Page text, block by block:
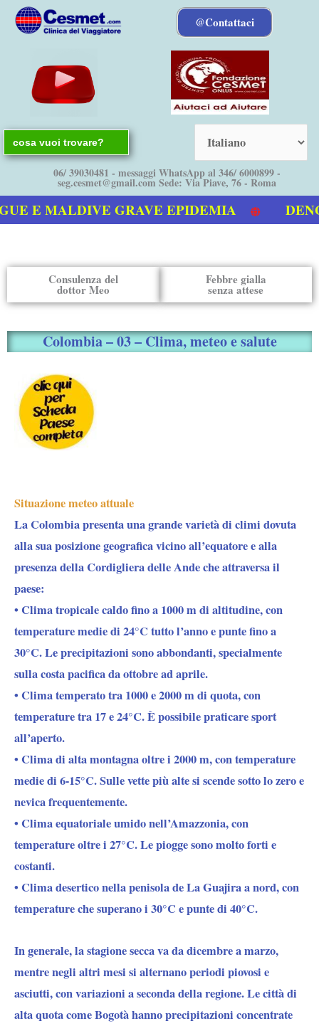
@Contattaci
Search
for:
06/ 39030481 - messaggi WhatsApp al 346/ 6000899 -
seg.cesmet@gmail.com Sede: Via Piave, 76 - Roma
E MALDIVE GRAVE EPIDEMIA
Consulenza del
dottor Meo
Febbre gialla
senza attese
Colombia – 03 – Clima, meteo e salute
Situazione meteo attuale
La Colombia presenta una grande varietà di climi dovuta
alla sua posizione geografica vicino all’equatore e alla
presenza della Cordigliera delle Ande che attraversa il
paese:
• Clima tropicale caldo fino a 1000 m di altitudine,con
temperature medie di 24°C tutto l’anno e punte fino a
30°C. Le precipitazioni sono abbondanti, specialmente
sulla costa pacifica da ottobre ad aprile.
• Clima temperato tra 1000 e 2000 m di quota, con
temperature tra 17 e 24°C. È possibile praticare sport
all’aperto.
• Clima di alta montagna oltre i 2000 m, con temperature
medie di 6-15°C. Sulle vette più alte si scende sotto lo zero e
nevica frequentemente.
• Clima equatoriale umido nell’Amazzonia, con
temperature oltre i 27°C. Le piogge sono molto forti e
costanti.
• Clima desertico nella penisola de La Guajira a nord,con
temperature che superano i 30°C e punte di 40°C.
In generale, la stagione secca va da dicembre a marzo,
mentre negli altri mesi si alternano periodi piovosi e
asciutti, con variazioni a seconda della regione. Le città di
alta quota come Bogotà hanno precipitazioni concentrate